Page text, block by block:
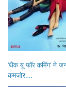
‘थैंक यू फॉर कमिंग’ ने
कमज़ोर….